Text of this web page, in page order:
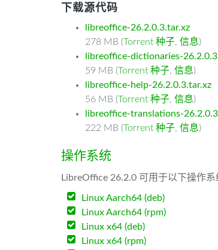
下载源代码
libreoffice-26.2.0.3.tar.xz
278 MB (Torrent 种子, 信息)
libreoffice-dictionaries-
59 MB (Torrent 种子, 信息)
libreoffice-help-26.2.0.3.tar.xz
56 MB (Torrent 种子, 信息)
libreoffice-translations-
222 MB (Torrent 种子, 信息)
操作系统
LibreOffice 26.2.0 可用于以下操作系
Linux Aarch64 (deb)
Linux Aarch64 (rpm)
Linux x64 (deb)
Linux x64 (rpm)